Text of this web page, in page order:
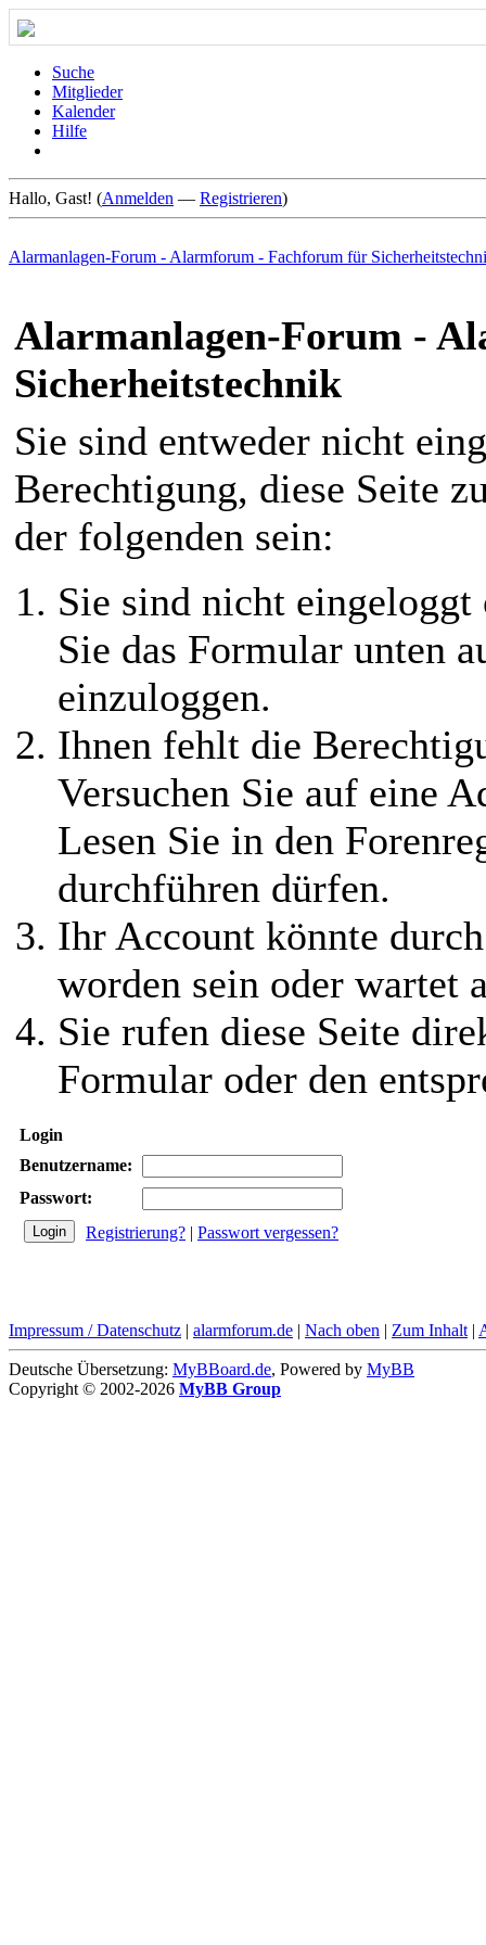
Suche
Mitglieder
Kalender
Hilfe
Hallo, Gast! (Anmelden — Registrieren)
Alarmanlagen-Forum - Alarmforum - Fachforum für
Alarmanlagen-Forum -
Sicherheitstechnik
Sie sind entweder nicht
Berechtigung, diese Seite
der folgenden sein:
Sie sind nicht
Sie das Formular unten
einzuloggen.
Ihnen fehlt die
Versuchen Sie auf eine
Lesen Sie in den
durchführen dürfen.
Ihr Account könnte
worden sein oder wartet
Sie rufen diese Seite
Formular oder den
Login
Benutzername:
Passwort:
Registrierung? | Passwort vergessen?
Impressum / Datenschutz | alarmforum.de | Nach oben | Zum Inhalt |
Deutsche Übersetzung: MyBBoard.de, Powered by MyBB
Copyright © 2002-2026 MyBB Group